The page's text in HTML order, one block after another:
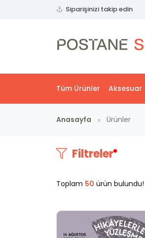
Siparişinizi takip edin
Tüm Ürünler Aksesuar
Anasayfa Ürünler
Filtreler
Toplam 50 ürün bulundu!